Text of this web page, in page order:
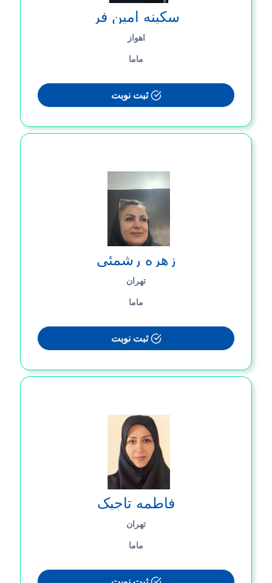
سکینه امین فر
اهواز
ماما
ثبت نوبت
زهره رشمئی
تهران
ماما
ثبت نوبت
فاطمه تاجیک
تهران
ماما